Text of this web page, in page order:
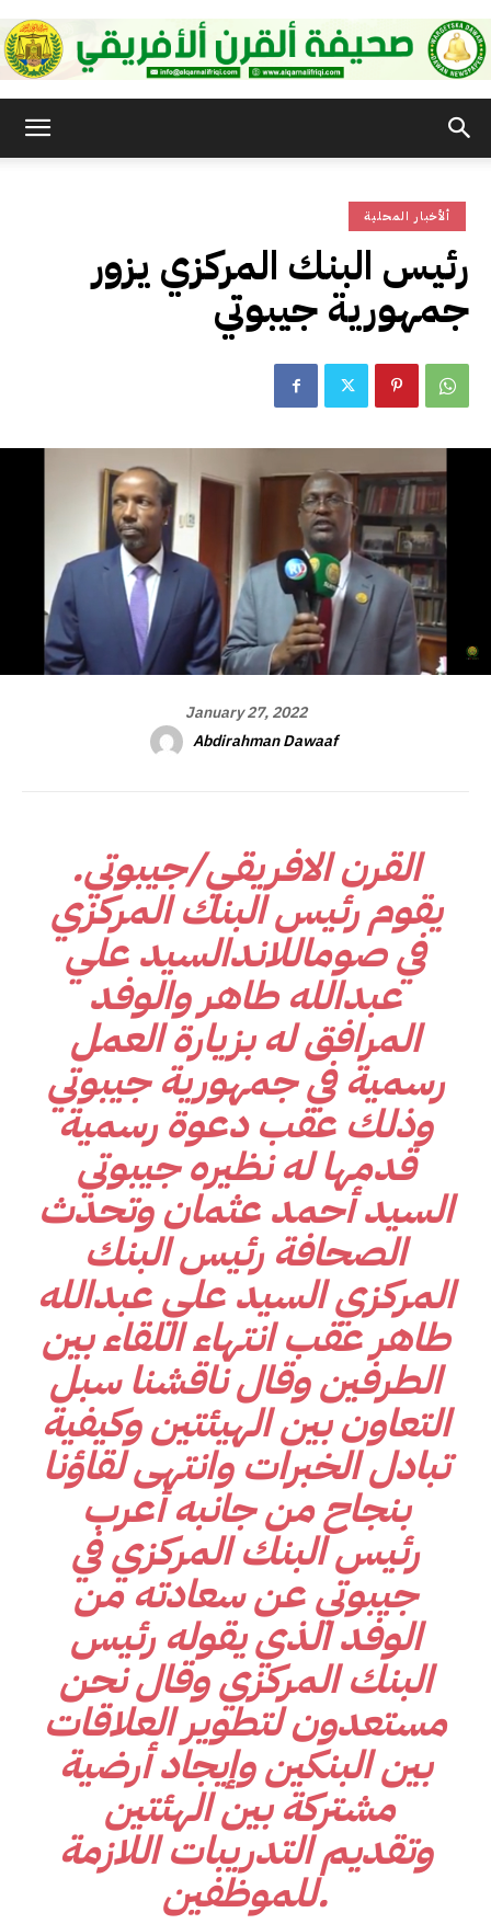
الأفريقي
ألأخبار المحلية
رئيس البنك المركزي يزور
جمهورية جيبوتي
January 27, 2022
Abdirahman Dawaaf
القرن الافريقي/جيبوتي.
يقوم رئيس البنك المركزي
في صوماللاندالسيد علي
عبدالله طاهر والوفد
المرافق له بزيارة العمل
رسمية في جمهورية جيبوتي
وذلك عقب دعوة رسمية
قدمها له نظيره جيبوتي
السيد أحمد عثمان وتحدث
الصحافة رئيس البنك
المركزي السيد علي عبدالله
طاهر عقب انتهاء اللقاء بين
الطرفين وقال ناقشنا سبل
التعاون بين الهيئتين وكيفية
تبادل الخبرات وانتهى لقاؤنا
بنجاح من جانبه أعرب
رئيس البنك المركزي في
جيبوتي عن سعادته من
الوفد الذي يقوله رئيس
البنك المركزي وقال نحن
مستعدون لتطوير العلاقات
بين البنكين وإيجاد أرضية
مشتركة بين الهئتين
وتقديم التدريبات اللازمة
للموظفين.